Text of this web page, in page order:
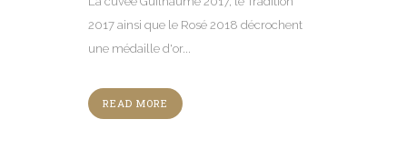
2017 ainsi que le Rosé 2018 décrochent
une médaille d'or...
READ MORE